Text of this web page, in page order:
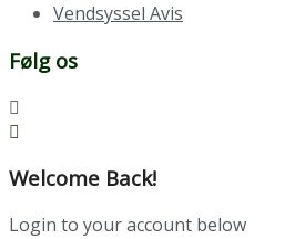
Vendsyssel Avis
Følg os
Welcome Back!
Login to your account below